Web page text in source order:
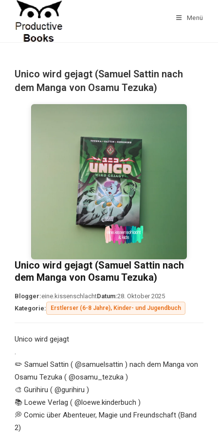
springen
Menü
Unico wird gejagt (Samuel Sattin nach
dem Manga von Osamu Tezuka)
Unico wird gejagt (Samuel Sattin nach
dem Manga von Osamu Tezuka)
Blogger:eine.kissenschlachtDatum:28. Oktober 2025
Kategorie:
Erstlerser (6-8 Jahre), Kinder- und Jugendbuch
Unico wird gejagt
.
✏️ Samuel Sattin ( @samuelsattin ) nach dem Manga von
Osamu Tezuka ( @osamu_tezuka )
🎨 Gurihiru ( @gurihiru )
📚 Loewe Verlag ( @loewe.kinderbuch )
💭 Comic über Abenteuer, Magie und Freundschaft (Band
2)